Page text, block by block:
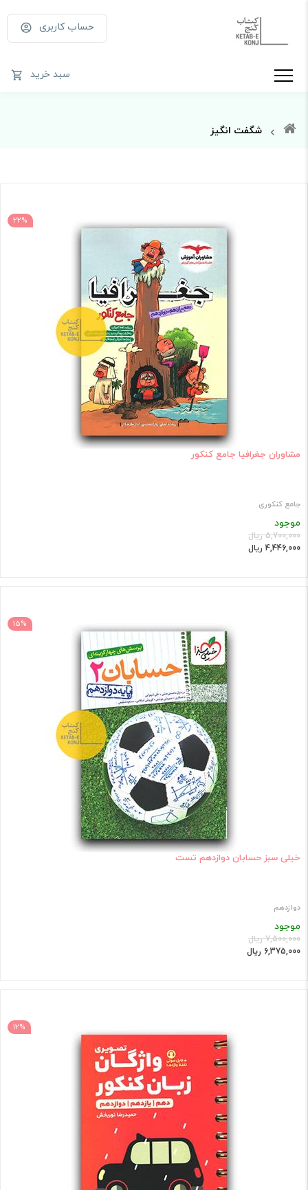
حساب کاربری
سبد خرید
شگفت انگیز
22%
مشاوران جغرافیا جامع کنکور
جامع کنکوری
موجود
5,700,000 ریال
4,446,000 ریال
15%
خیلی سبز حسابان دوازدهم تست
دوازدهم
موجود
7,500,000 ریال
6,375,000 ریال
12%